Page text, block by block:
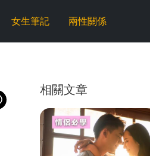
女生筆記 兩性關係
相關文章